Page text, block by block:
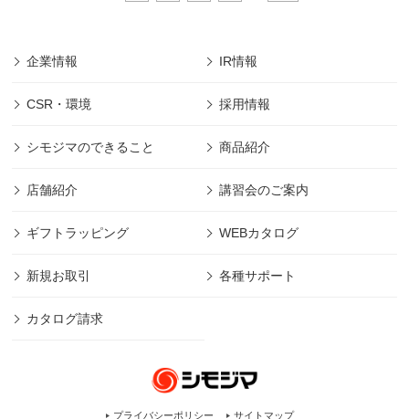
企業情報 IR情報
CSR・環境 採用情報
シモジマのできること 商品紹介
店舗紹介 講習会のご案内
ギフトラッピング WEBカタログ
新規お取引 各種サポート
カタログ請求
プライバシーポリシー サイトマップ